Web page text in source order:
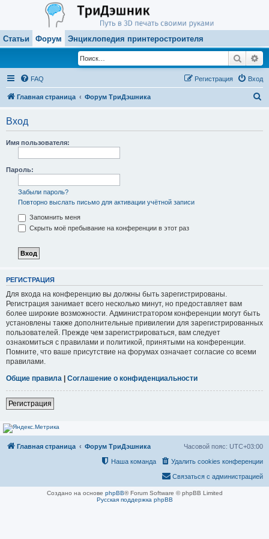
Статьи Форум Энциклопедия принтеростроителя
Поиск
FAQ Вход
Регистрация
Главная страница Форум ТриДэшника
Вход
Имя пользователя:
Пароль:
Забыли пароль?
Повторно выслать письмо для активации учётной записи
Запомнить меня
Скрыть моё пребывание на конференции в этот раз
РЕГИСТРАЦИЯ
Для входа на конференцию вы должны быть зарегистрированы.
Регистрация занимает всего несколько минут, но предоставляет вам
более широкие возможности. Администратором конференции могут быть
установлены также дополнительные привилегии для зарегистрированных
пользователей. Прежде чем зарегистрироваться, вам следует
ознакомиться с правилами и политикой, принятыми на конференции.
Помните, что ваше присутствие на форумах означает согласие со всеми
правилами.
Общие правила | Соглашение о конфиденциальности
Регистрация
Главная страница Форум ТриДэшника Часовой пояс: UTC+03:00
Удалить cookies конференции
Наша команда
Связаться с администрацией
Создано на основе phpBB® Forum Software © phpBB Limited
Русская поддержка phpBB